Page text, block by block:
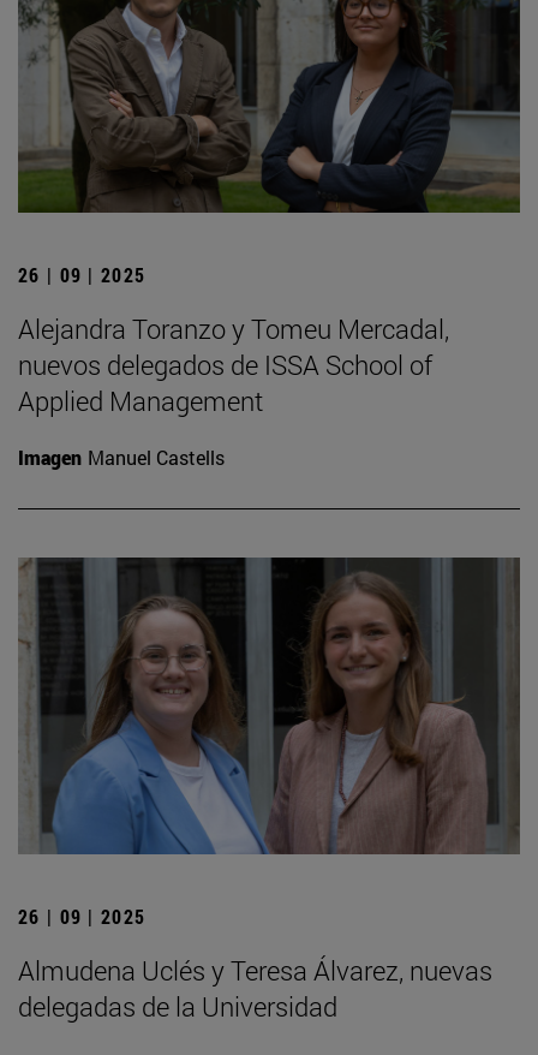
26 | 09 | 2025
Alejandra Toranzo y Tomeu Mercadal,
nuevos delegados de ISSA School of
Applied Management
Imagen Manuel Castells
26 | 09 | 2025
Almudena Uclés y Teresa Álvarez, nuevas
delegadas de la Universidad